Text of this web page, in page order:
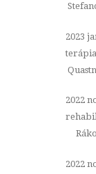
2023
2022
2022